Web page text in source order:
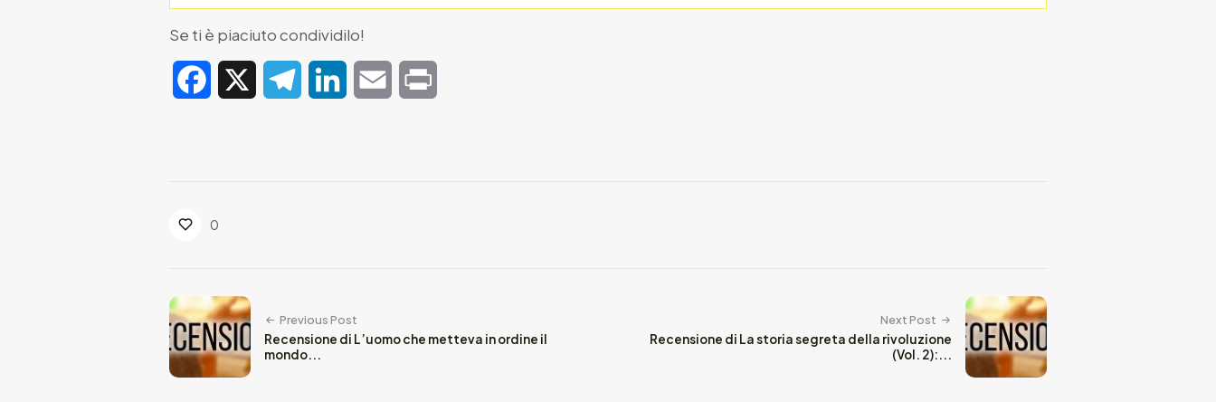
Se ti è piaciuto condividilo!
Facebook TelegramLinkedIn Email
0
Previous Post
Recensione di L’uomo che metteva in ordine il
mondo...
Next Post
Recensione di La storia segreta della rivoluzione
(Vol. 2):...